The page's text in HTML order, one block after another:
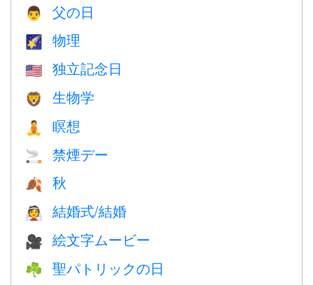
👨 父の日
🌠 物理
🇺🇸 独立記念日
🦁 生物学
🧘 瞑想
🚬 禁煙デー
🍂 秋
👰 結婚式/結婚
🎥 絵文字ムービー
☘️ 聖パトリックの日